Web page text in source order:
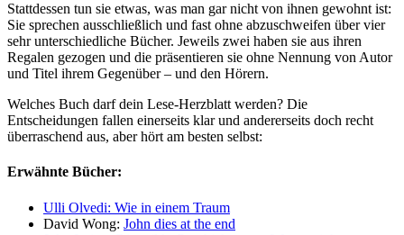
Stattdessen tun sie etwas, was man gar nicht von ihnen gewohnt ist:
Sie sprechen ausschließlich und fast ohne abzuschweifen über vier
sehr unterschiedliche Bücher. Jeweils zwei haben sie aus ihren
Regalen gezogen und die präsentieren sie ohne Nennung von Autor
und Titel ihrem Gegenüber – und den Hörern.
Welches Buch darf dein Lese-Herzblatt werden? Die
Entscheidungen fallen einerseits klar und andererseits doch recht
überraschend aus, aber hört am besten selbst:
Erwähnte Bücher:
Ulli Olvedi: Wie in einem Traum
David Wong: John dies at the end